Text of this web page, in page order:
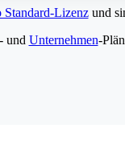
Standard-Lizenzund
und Unternehmen-